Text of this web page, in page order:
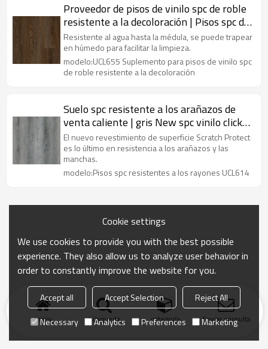
Proveedor de pisos de vinilo spc de roble
resistente a la decoloración | Pisos spc de
nuevo diseño de 5 mm | Tablón rígido spc
de 7 "x48" para oficina
Resistente al agua hasta la médula, se puede trapear
en húmedo para facilitar la limpieza.
modelo:UCL655 Suplemento para pisos de vinilo spc
de roble resistente a la decoloración
Suelo spc resistente a los arañazos de
venta caliente | gris New spc vinilo click
|luxury spc rigido para uso domestico
El nuevo revestimiento de superficie Scratch Protect
es lo último en resistencia a los arañazos y las
manchas.
modelo:Pisos spc resistentes a los rayones UCL614
Inicio búsqueda categoría Enviar consulta
Cookie settings
We use cookies to provide you with the best possible
experience. They also allow us to analyze user behavior in
order to constantly improve the website for you.
Accept all Accept Selection
Reject All
Necessary
Analytics Preferences Marketing